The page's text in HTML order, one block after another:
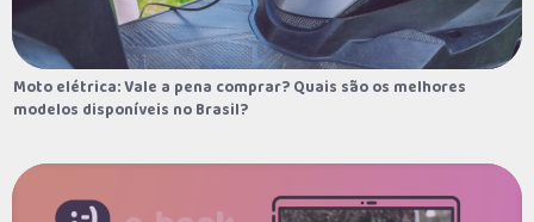
Moto elétrica: Vale a pena comprar? Quais são os melhores
modelos disponíveis no Brasil?
Turismo de aventura de forma facilitada e sem entrar em
uma “avalanche” de dívidas
Festas e eventos
evento comemorativo
Moto elétrica: Vale a pena comprar? Quais são os melhores
modelos disponíveis no Brasil?